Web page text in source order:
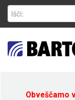
Obveščamo